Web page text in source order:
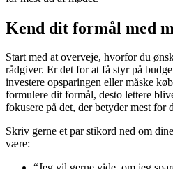
Kend dit formål med
Start med at overveje, hvorfor du
rådgiver. Er det for at få styr på
investere opsparingen eller måske
formulere dit formål, desto lettere
fokusere på det, der betyder mest for
Skriv gerne et par stikord ned om
være: